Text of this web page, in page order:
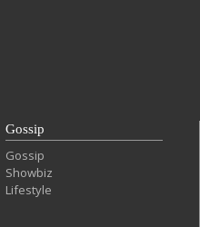
Gossip
Gossip
Showbiz
Lifestyle